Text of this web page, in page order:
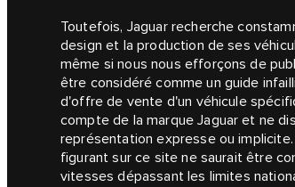
Toutefois, Jaguar recherche
design et la production de ses
même si nous nous efforçons de
être considéré comme un guide
d'offre de vente d'un véhicule
compte de la marque Jaguar et ne
représentation expresse ou
figurant sur ce site ne saurait être
vitesses dépassant les limites